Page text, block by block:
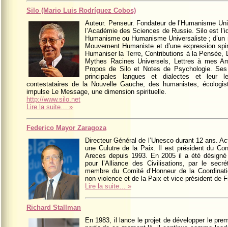
Silo (Mario Luis Rodríguez Cobos)
Auteur. Penseur. Fondateur de l’Humanisme
l’Académie des Sciences de Russie. Silo est
Humanisme ou Humanisme Universaliste ;
Mouvement Humaniste et d’une expression
Humaniser la Terre, Contributions à la
Mythes Racines Universels, Lettres à mes
Propos de Silo et Notes de Psychologie.
principales langues et dialectes et leur
contestataires de la Nouvelle Gauche, des humanistes,
impulse Le Message, une dimension spirituelle.
http://www.silo.net
Lire la suite… »
Federico Mayor Zaragoza
Directeur Général de l’Unesco durant 12 ans.
une Culutre de la Paix. Il est président du
Areces depuis 1993. En 2005 il a été
pour l’Alliance des Civilisations, par le
membre du Comité d’Honneur de la
non-violence et de la Paix et vice-président de
Lire la suite… »
Richard Stallman
En 1983, il lance le projet de développer le